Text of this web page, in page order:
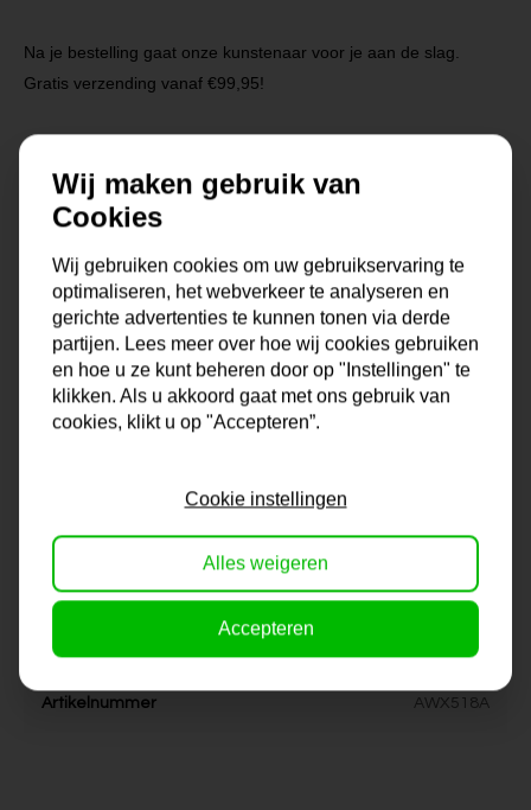
Na je bestelling gaat onze kunstenaar voor je aan de slag.
Gratis verzending vanaf €99,95!
Specificaties
Korte omschrijving
Origineel schilderij van onze
eigen kunstenaars
Formaat
60x60, 80x80, 90x90,
100x100, 120x120, 150x150
Kleur wit, creme, grijs, zilver
Levertijd 6-10 werkdagen
Artikelnummer AWX518A
Wij maken gebruik van
Cookies
Wij gebruiken cookies om uw gebruikservaring te
optimaliseren, het webverkeer te analyseren en
gerichte advertenties te kunnen tonen via derde
partijen. Lees meer over hoe wij cookies gebruiken
en hoe u ze kunt beheren door op "Instellingen" te
klikken. Als u akkoord gaat met ons gebruik van
cookies, klikt u op "Accepteren”.
Cookie instellingen
Alles weigeren
Accepteren